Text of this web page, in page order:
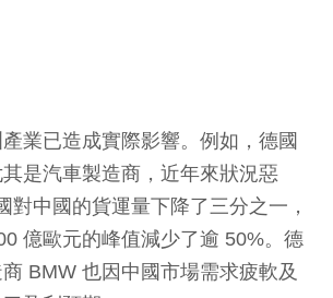
業已造成實際影響。例如，德國
是汽車製造商，近年來狀況惡
對中國的貨運量下降了三分之一，
億歐元的峰值減少了逾 50%。德
BMW 也因中國市場需求疲軟及